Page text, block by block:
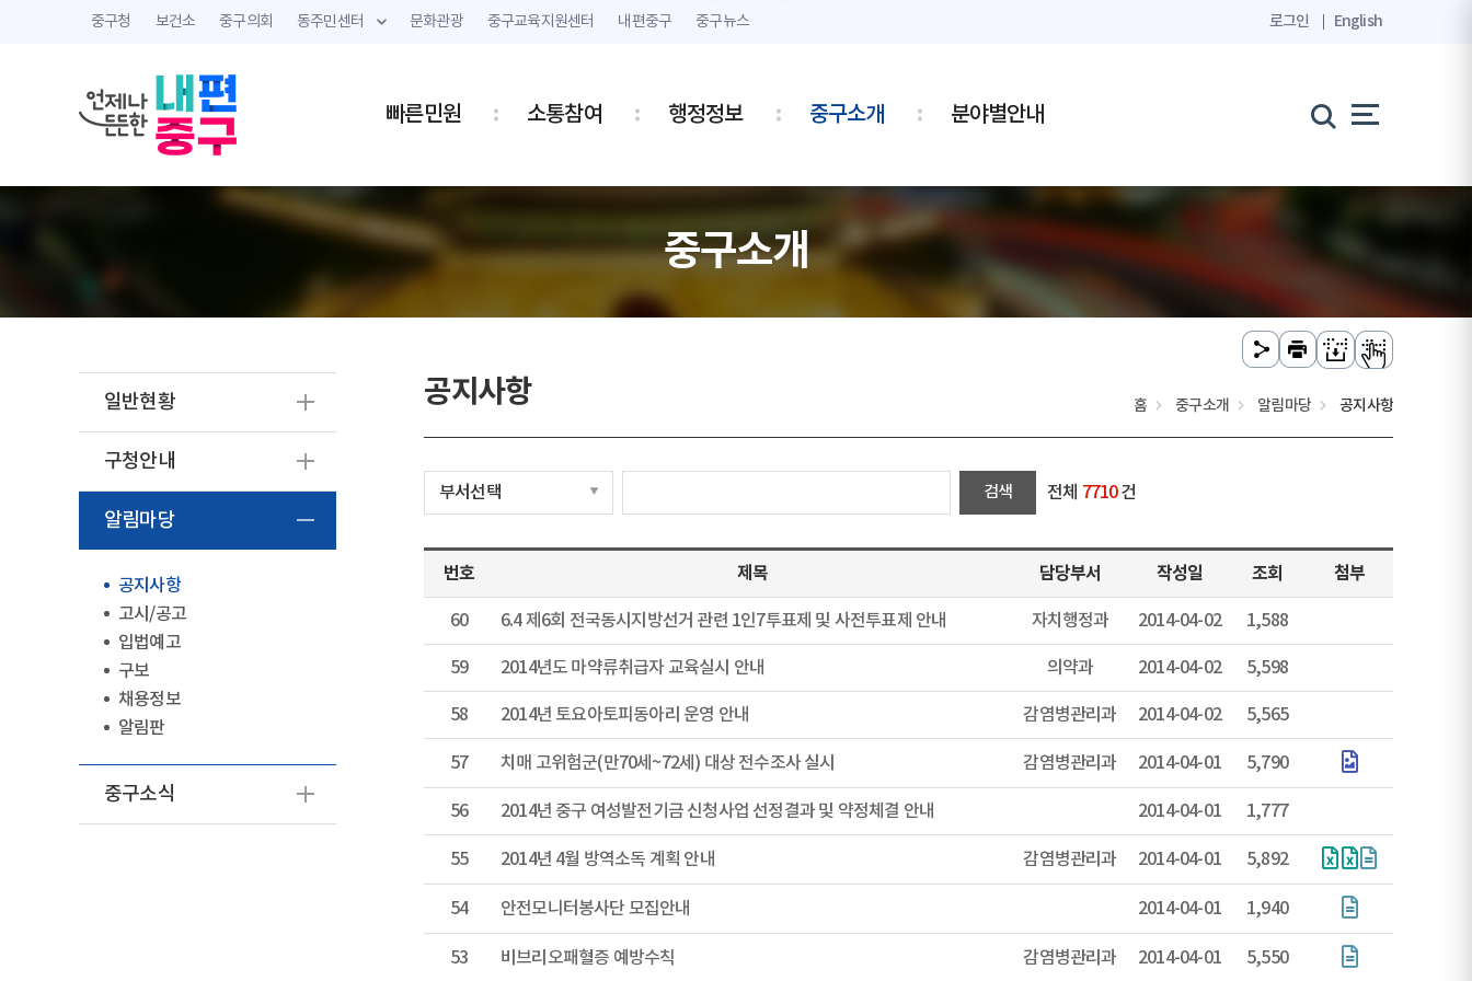
중구청 보건소 중구의회 동주민센터 문화관광 중구교육지원센터 내편중구 중구뉴스 로그인 English
빠른민원 소통참여 행정정보 중구소개 분야별안내
중구소개
일반현황
구청안내
알림마당
공지사항
고시/공고
입법예고
구보
채용정보
알림판
중구소식
공지사항 홈 중구소개 알림마당 공지사항
전체 7710건
번호 제목 담당부서 작성일 조회 첨부
60 6.4 제6회 전국동시지방선거 관련 1인7투표제 및 사전투표제 안내 자치행정과 2014-04-02 1,588
59 2014년도 마약류취급자 교육실시 안내 의약과 2014-04-02 5,598
58 2014년 토요아토피동아리 운영 안내 감염병관리과 2014-04-02 5,565
57 치매 고위험군(만70세~72세) 대상 전수조사 실시 감염병관리과 2014-04-01 5,790
56 2014년 중구 여성발전기금 신청사업 선정결과 및 약정체결 안내 2014-04-01 1,777
55 2014년 4월 방역소독 계획 안내 감염병관리과 2014-04-01 5,892
54 안전모니터봉사단 모집안내 2014-04-01 1,940
53 비브리오패혈증 예방수칙 감염병관리과 2014-04-01 5,550